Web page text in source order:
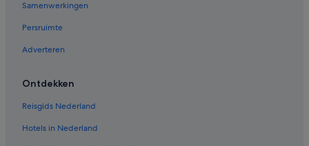
Chalets in Monnickendam
Hostels in Monnickendam
Vakantieparken in Monnickendam
Samenwerkingen
Persruimte
Adverteren
Ontdekken
Reisgids Nederland
Hotels in Nederland